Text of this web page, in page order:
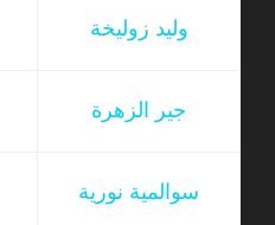
وليد زوليخة
جير الزهرة
سوالمية نورية